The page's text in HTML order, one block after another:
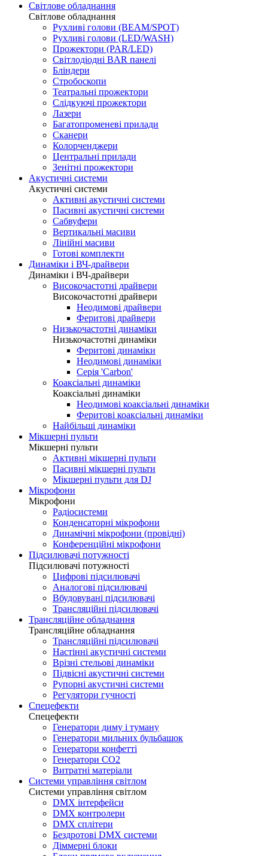
Світлове обладнання
Світлове обладнання
Рухливі голови (BEAM/SPOT)
Рухливі голови (LED/WASH)
Прожектори (PAR/LED)
Світлодіодні BAR панелі
Бліндери
Стробоскопи
Театральні прожектори
Слідкуючі прожектори
Лазери
Багатопроменеві прилади
Сканери
Колорченджери
Центральні прилади
Зенітні прожектори
Акустичні системи
Акустичні системи
Активні акустичні системи
Пасивні акустичні системи
Сабвуфери
Вертикальні масиви
Лінійні масиви
Готові комплекти
Динаміки і ВЧ-драйвери
Динаміки і ВЧ-драйвери
Високочастотні драйвери
Високочастотні драйвери
Неодимові драйвери
Феритові драйвери
Низькочастотні динаміки
Низькочастотні динаміки
Феритові динаміки
Неодимові динаміки
Серія 'Carbon'
Коаксіальні динаміки
Коаксіальні динаміки
Неодимові коаксіальні динаміки
Феритові коаксіальні динаміки
Найбільші динаміки
Мікшерні пульти
Мікшерні пульти
Активні мікшерні пульти
Пасивні мікшерні пульти
Мікшерні пульти для DJ
Мікрофони
Мікрофони
Радіосистеми
Конденсаторні мікрофони
Динамічні мікрофони (провідні)
Конференційні мікрофони
Підсилювачі потужності
Підсилювачі потужності
Цифрові підсилювачі
Аналогові підсилювачі
Вбудовувані підсилювачі
Трансляційні підсилювачі
Трансляційне обладнання
Трансляційне обладнання
Трансляційні підсилювачі
Настінні акустичні системи
Врізні стельові динаміки
Підвісні акустичні системи
Рупорні акустичні системи
Регулятори гучності
Спецефекти
Спецефекти
Генератори диму і туману
Генератори мильних бульбашок
Генератори конфетті
Генератори CO2
Витратні матеріали
Системи управління світлом
Системи управління світлом
DMX інтерфейси
DMX контролери
DMX сплітери
Бездротові DMX системи
Діммерні блоки